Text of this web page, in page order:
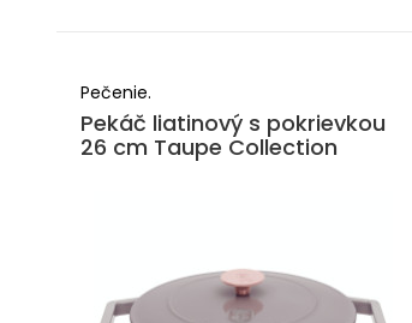
Pečenie.
Pekáč liatinový s pokrievkou
26 cm Taupe Collection